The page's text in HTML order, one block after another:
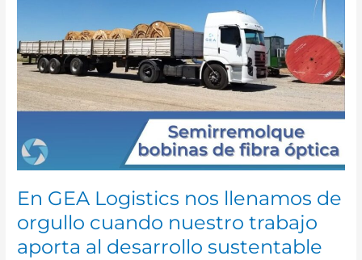
En GEA Logistics nos llenamos de
orgullo cuando nuestro trabajo
aporta al desarrollo sustentable
al
desarrollo
sustentable